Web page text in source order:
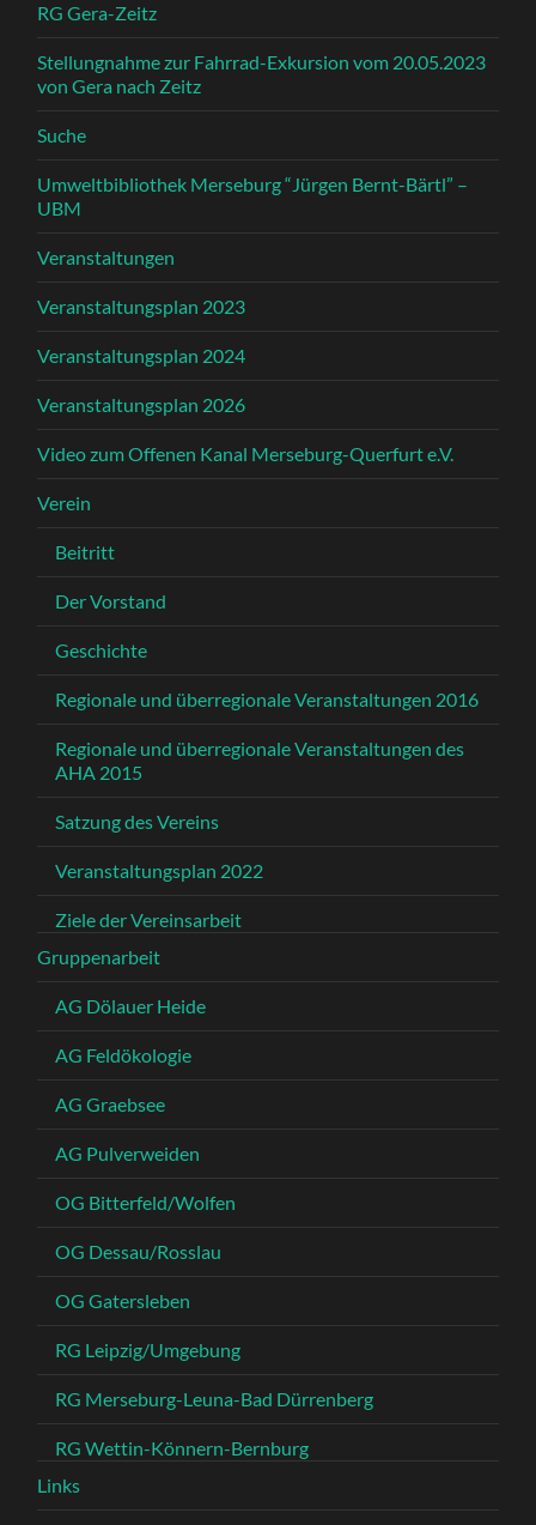
RG Gera-Zeitz
Stellungnahme zur Fahrrad-Exkursion vom 20.05.2023
von Gera nach Zeitz
Suche
Umweltbibliothek Merseburg “Jürgen Bernt-Bärtl” –
UBM
Veranstaltungen
Veranstaltungsplan 2023
Veranstaltungsplan 2024
Veranstaltungsplan 2026
Video zum Offenen Kanal Merseburg-Querfurt e.V.
Verein
Beitritt
Der Vorstand
Geschichte
Regionale und überregionale Veranstaltungen 2016
Regionale und überregionale Veranstaltungen des
AHA 2015
Satzung des Vereins
Veranstaltungsplan 2022
Ziele der Vereinsarbeit
Gruppenarbeit
AG Dölauer Heide
AG Feldökologie
AG Graebsee
AG Pulverweiden
OG Bitterfeld/Wolfen
OG Dessau/Rosslau
OG Gatersleben
RG Leipzig/Umgebung
RG Merseburg-Leuna-Bad Dürrenberg
RG Wettin-Könnern-Bernburg
Links